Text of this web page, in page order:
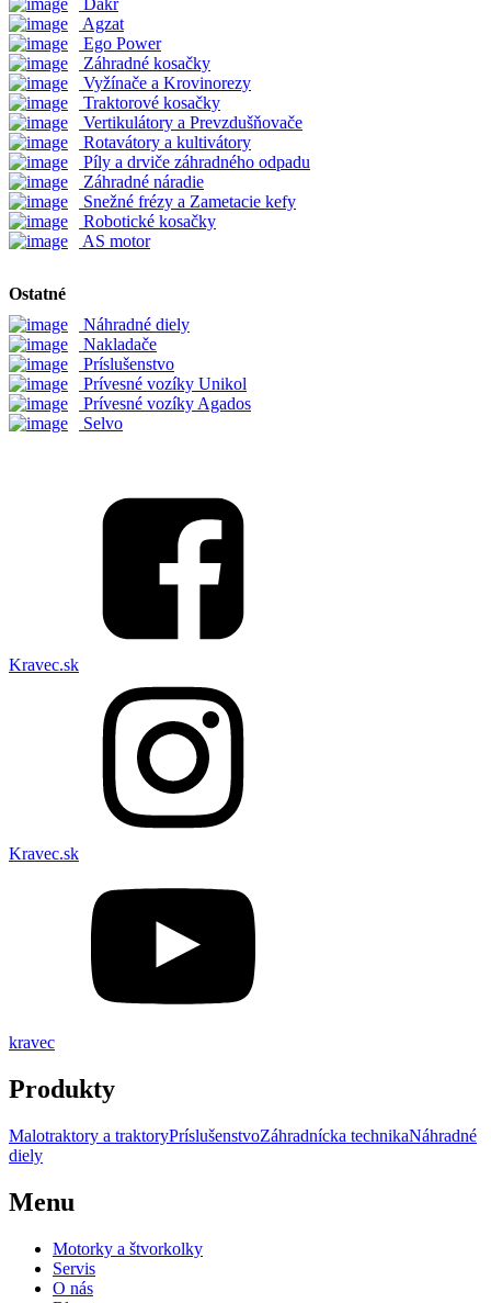
Dakr
Agzat
Ego Power
Záhradné kosačky
Vyžínače a Krovinorezy
Traktorové kosačky
Vertikulátory a Prevzdušňovače
Rotavátory a kultivátory
Píly a drviče záhradného odpadu
Záhradné náradie
Snežné frézy a Zametacie kefy
Robotické kosačky
AS motor
Ostatné
Náhradné diely
Nakladače
Príslušenstvo
Prívesné vozíky Unikol
Prívesné vozíky Agados
Selvo
Kravec.sk
Kravec.sk
kravec
Produkty
Malotraktory a traktoryPríslušenstvoZáhradnícka technikaNáhradné
diely
Menu
Motorky a štvorkolky
Servis
O nás